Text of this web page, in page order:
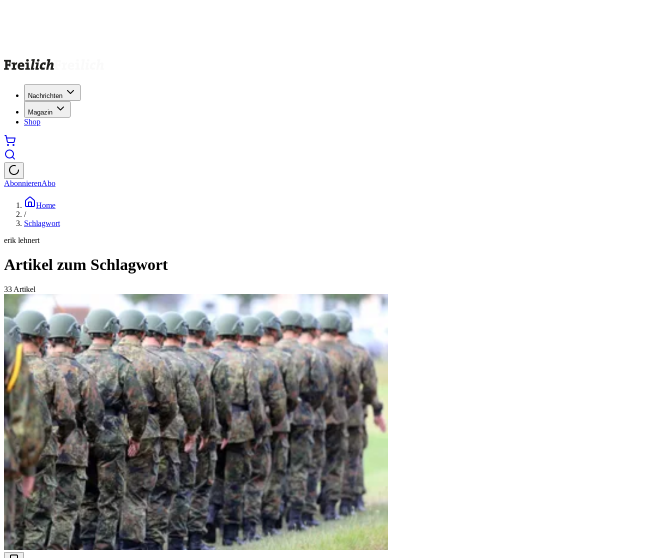
Nachrichten
Magazin
Shop
AbonnierenAbo
Home
/
Schlagwort
erik lehnert
Artikel zum Schlagwort
33 Artikel